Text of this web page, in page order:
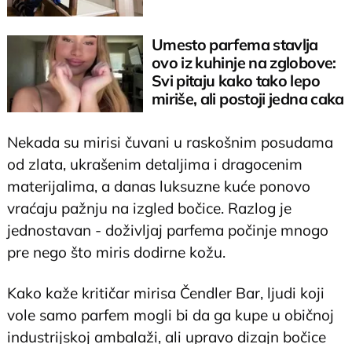
Umesto parfema stavlja
ovo iz kuhinje na zglobove:
Svi pitaju kako tako lepo
miriše, ali postoji jedna caka
Nekada su mirisi čuvani u raskošnim posudama
od zlata, ukrašenim detaljima i dragocenim
materijalima, a danas luksuzne kuće ponovo
vraćaju pažnju na izgled bočice. Razlog je
jednostavan - doživljaj parfema počinje mnogo
pre nego što miris dodirne kožu.
Kako kaže kritičar mirisa Čendler Bar, ljudi koji
vole samo parfem mogli bi da ga kupe u običnoj
industrijskoj ambalaži, ali upravo dizajn bočice